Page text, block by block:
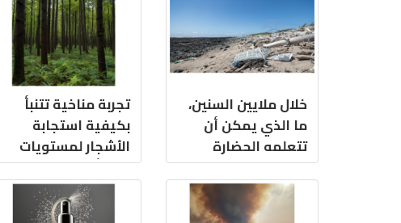
خلال ملايين السنين،
ما الذي يمكن أن
تتعلمه الحضارة
المستقبلية عنا؟
تجربة مناخية تتنبأ
بكيفية استجابة
الأشجار لمستويات
ثاني أكسيد الكربون
في المستقبل